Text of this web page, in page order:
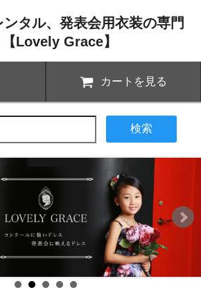
タル、発表会用衣装の専門
Lovely Grace】
カートを見る
検索